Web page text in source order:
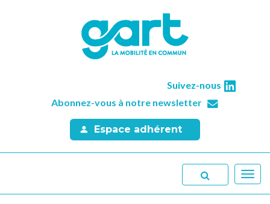
Suivez-nous
Abonnez-vous à notre newsletter
Espace adhérent